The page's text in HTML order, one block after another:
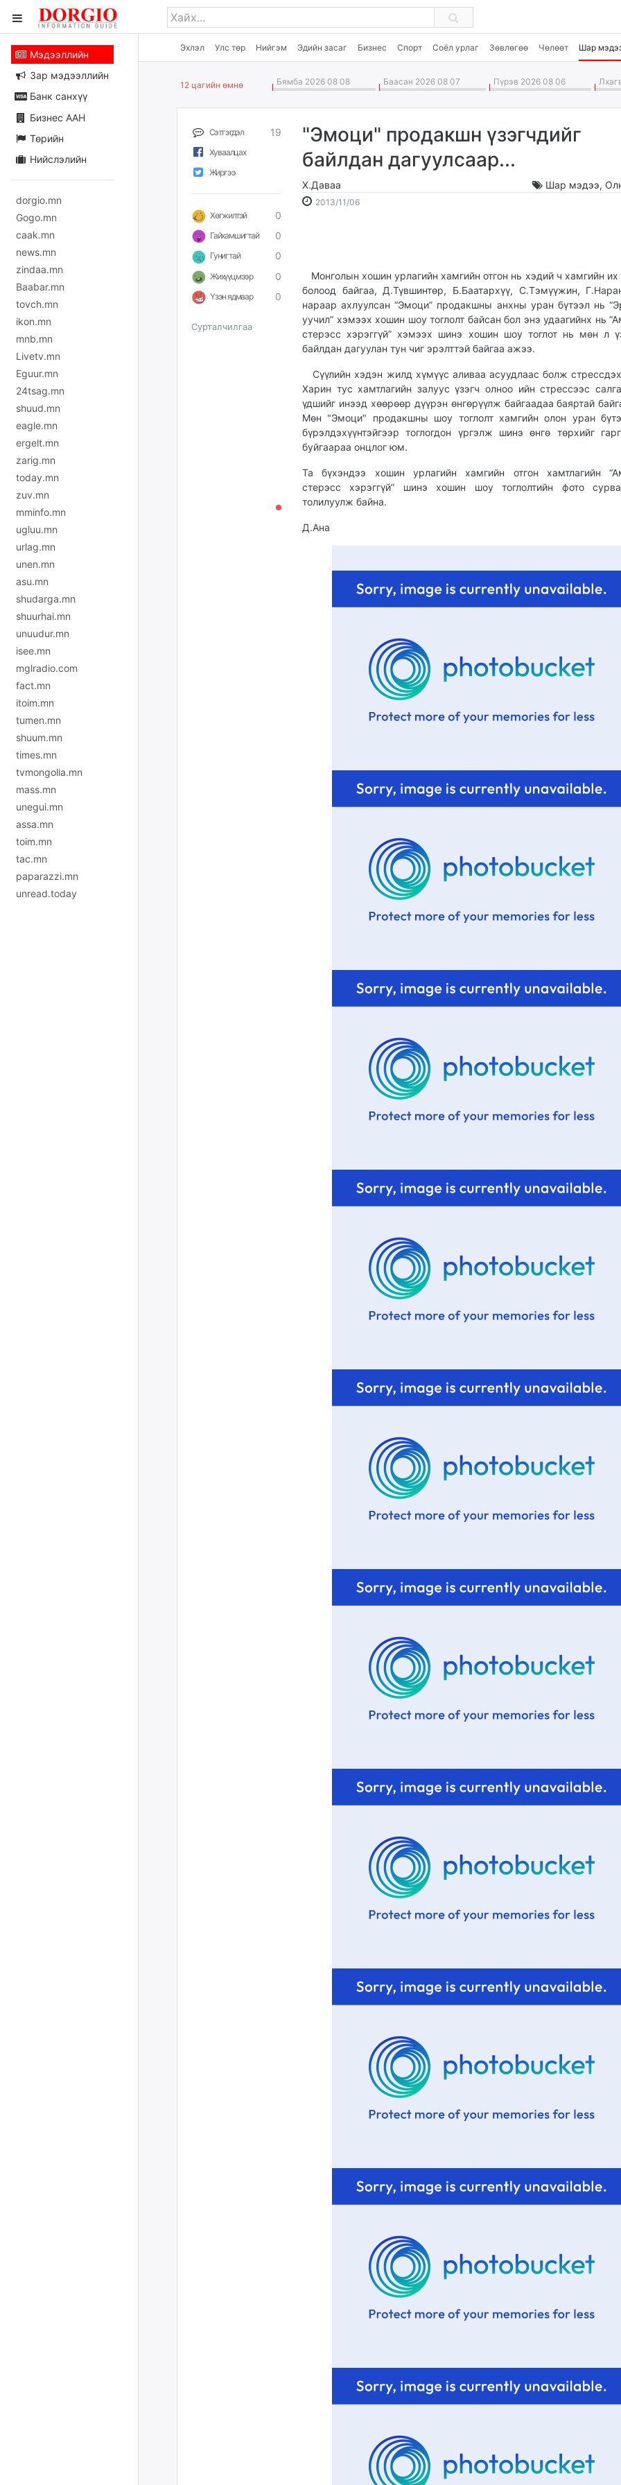
Эхлэл Улс төр Нийгэм Эдийн засаг Бизнес Спорт Соёл урлаг Зөвлөгөө Чөлөөт Шар
Мэдээллийн
Зар мэдээллийн
Банк санхүү
Бизнес ААН
Төрийн
Нийслэлийн
dorgio.mn
Gogo.mn
caak.mn
news.mn
zindaa.mn
Baabar.mn
tovch.mn
ikon.mn
mnb.mn
Livetv.mn
Eguur.mn
24tsag.mn
shuud.mn
eagle.mn
ergelt.mn
zarig.mn
today.mn
zuv.mn
mminfo.mn
ugluu.mn
urlag.mn
unen.mn
asu.mn
shudarga.mn
shuurhai.mn
unuudur.mn
isee.mn
mglradio.com
fact.mn
itoim.mn
tumen.mn
shuum.mn
times.mn
tvmongolia.mn
mass.mn
unegui.mn
assa.mn
toim.mn
tac.mn
paparazzi.mn
unread.today
12 цагийн өмнө Бямба 2026 08 08 Баасан 2026 08 07 Пүрэв 2026 08 06
Сэтгэгдэл 19
Хуваалцах
Жиргээ
Хөгжилтэй 0
Гайхамшигтай 0
Гунигтай 0
Жихүүцмээр 0
Үзэн ядмаар 0
Сурталчилгаа
"Эмоци" продакшн үзэгчдийг
байлдан дагуулсаар...
Х.Даваа Шар мэдээ,
2013/11/062013-
2026-
Монголын хошин урлагийн хамгийн отгон нь хэдий ч хамгийн их
болоод байгаа, Д.Түвшинтөр, Б.Баатархүү, С.Тэмүүжин,
нараар ахлуулсан “Эмоци” продакшны анхны уран бүтээл нь
уучил” хэмээх хошин шоу тоглолт байсан бол энэ удаагийнх нь
стерэсс хэрэггүй” хэмээх шинэ хошин шоу тоглот нь мөн л
байлдан дагуулан тун чиг эрэлттэй байгаа ажээ.
Сүүлийн хэдэн жилд хүмүүс аливаа асуудлаас болж
Харин тус хамтлагийн залуус үзэгч олноо ийн стрессээс
үдшийг инээд хөөрөөр дүүрэн өнгөрүүлж байгаадаа баяртай
Мөн "Эмоци" продакшны шоу тоглолт хамгийн олон уран
бүрэлдэхүүнтэйгээр тоглогдон үргэлж шинэ өнгө төрхийг
буйгаараа онцлог юм.
Та бүхэндээ хошин урлагийн хамгийн отгон хамтлагийн
стерэсс хэрэггүй” шинэ хошин шоу тоглолтийн фото
толилуулж байна.
Д.Ана